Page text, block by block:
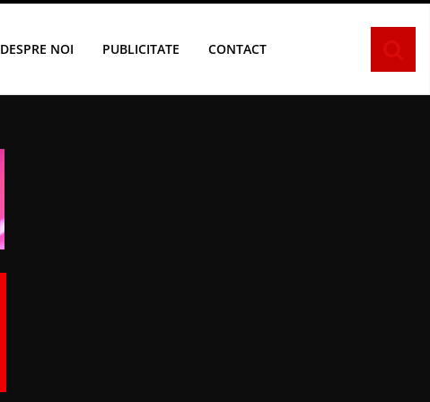
DESPRE NOI PUBLICITATE CONTACT